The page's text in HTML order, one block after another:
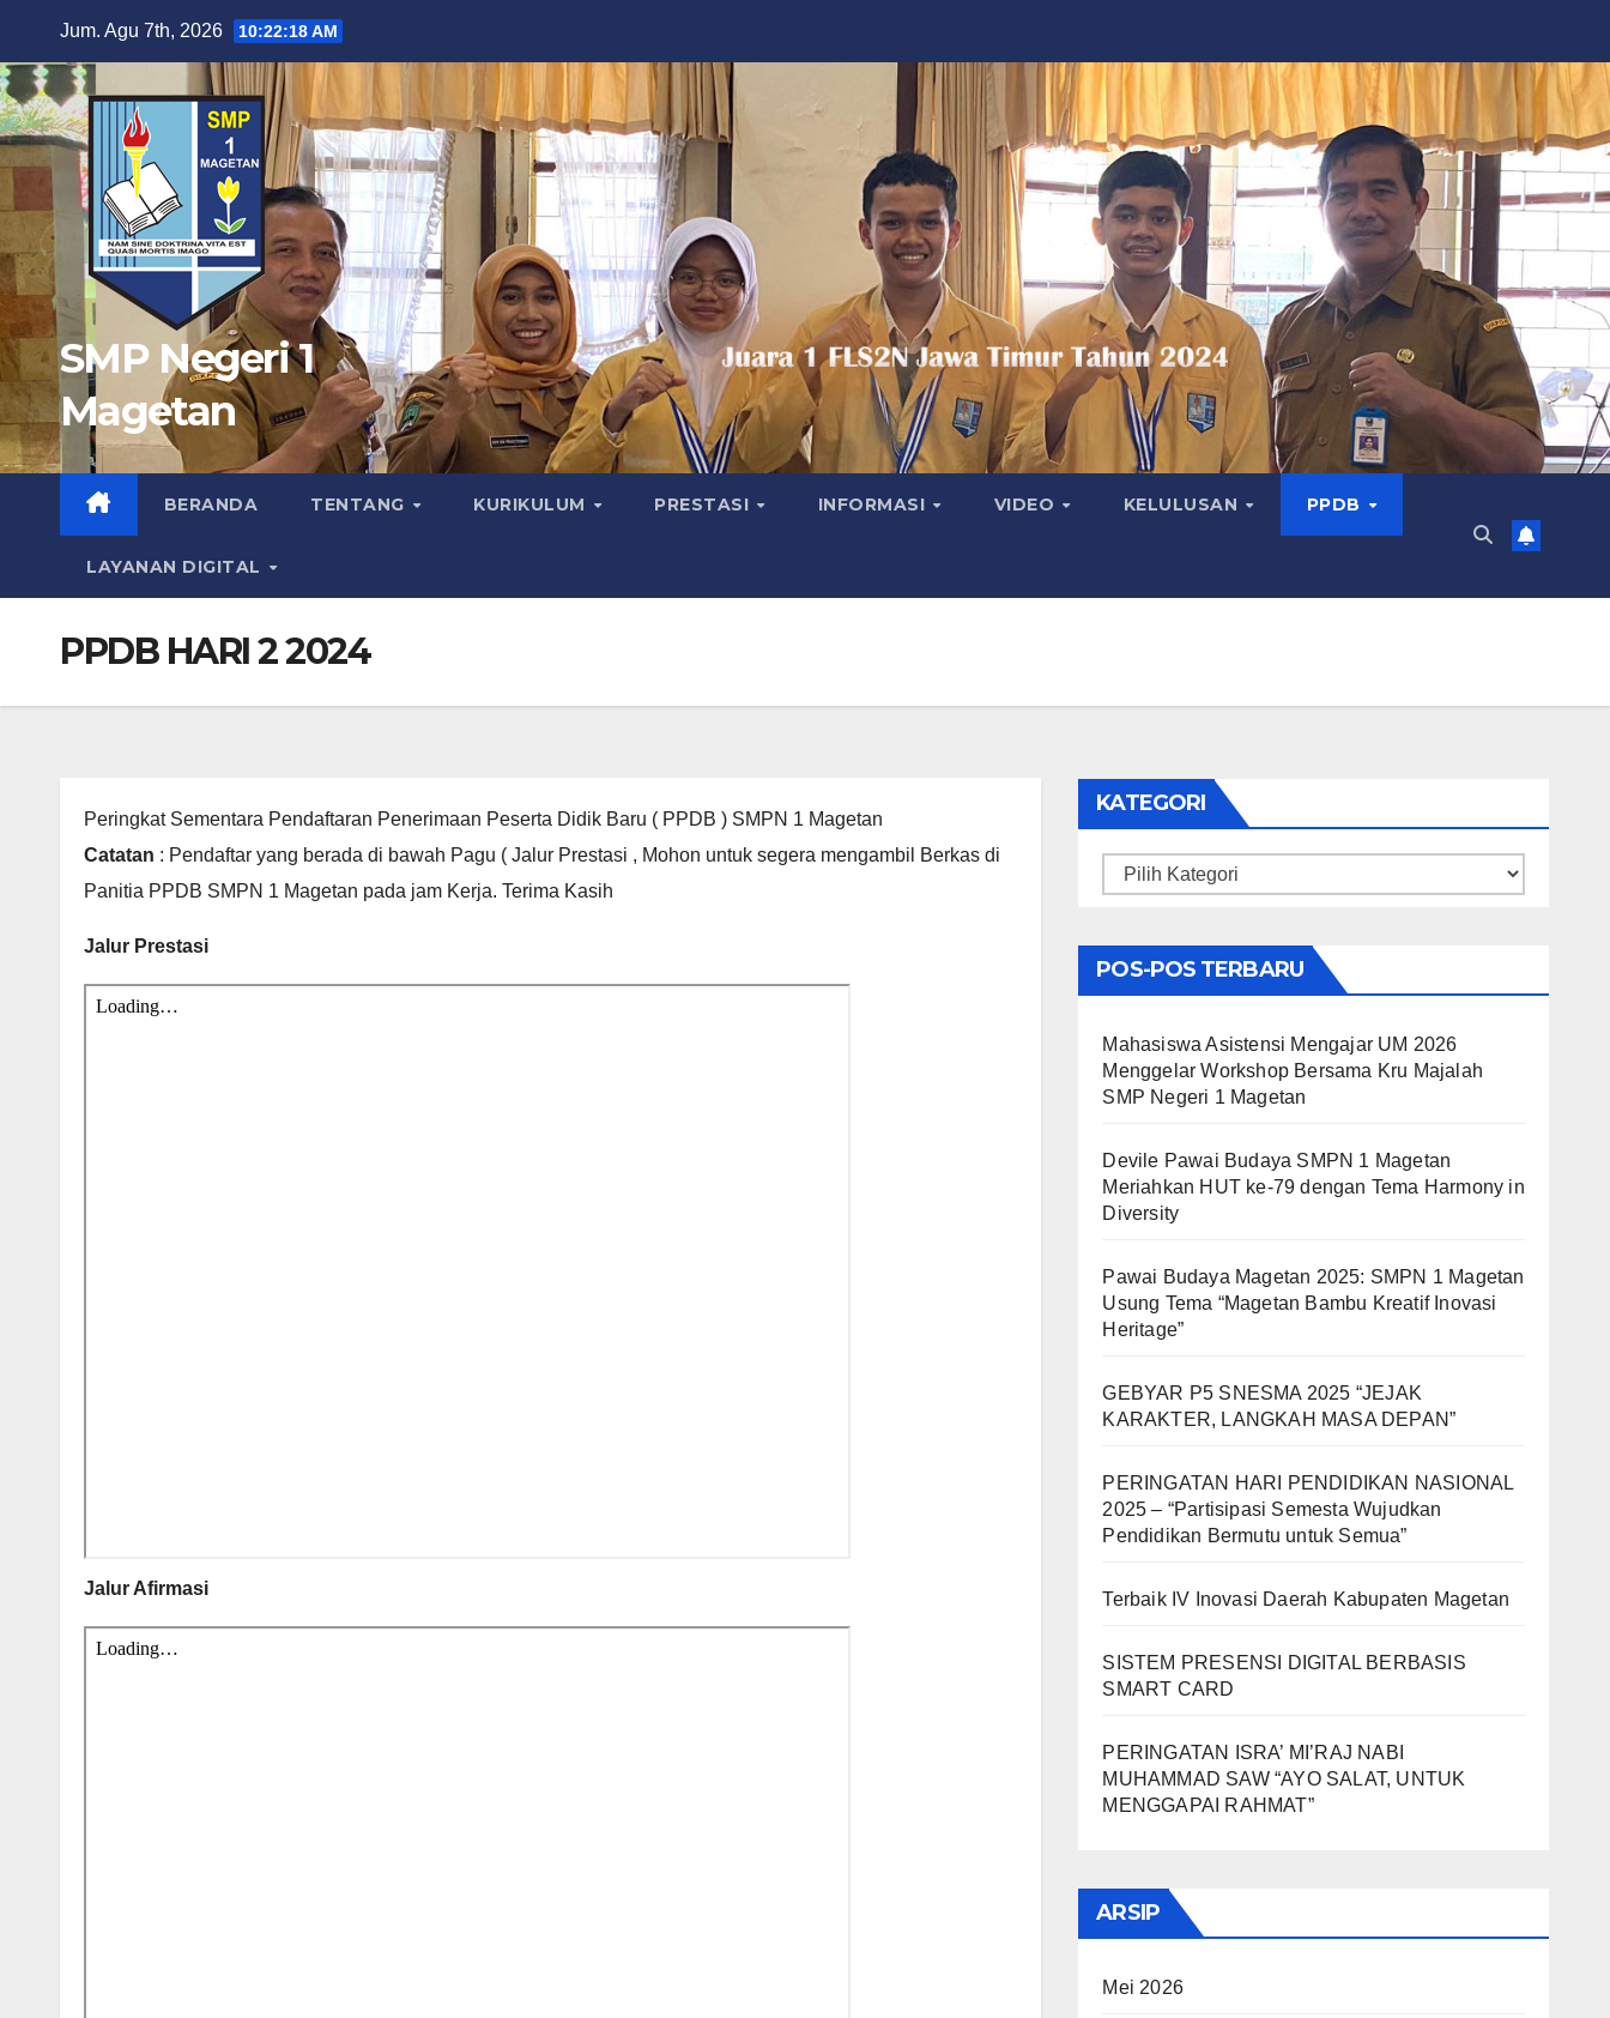
content
Jum. Agu 7th, 2026 10:22:19 AM
SMP Negeri 1
Magetan
BERANDA TENTANG KURIKULUM PRESTASI INFORMASI VIDEO KELULUSAN PPDB
LAYANAN DIGITAL
PPDB HARI 2 2024
Peringkat Sementara Pendaftaran Penerimaan Peserta Didik Baru ( PPDB ) SMPN 1 Magetan
Catatan : Pendaftar yang berada di bawah Pagu ( Jalur Prestasi , Mohon untuk segera mengambil Berkas di
Panitia PPDB SMPN 1 Magetan pada jam Kerja. Terima Kasih
Jalur Prestasi
Jalur Afirmasi
KATEGORI
Kategori
POS-POS TERBARU
Mahasiswa Asistensi Mengajar UM 2026
Menggelar Workshop Bersama Kru Majalah
SMP Negeri 1 Magetan
Devile Pawai Budaya SMPN 1 Magetan
Meriahkan HUT ke-79 dengan Tema Harmony in
Diversity
Pawai Budaya Magetan 2025: SMPN 1 Magetan
Usung Tema “Magetan Bambu Kreatif Inovasi
Heritage”
GEBYAR P5 SNESMA 2025 “JEJAK
KARAKTER, LANGKAH MASA DEPAN”
PERINGATAN HARI PENDIDIKAN NASIONAL
2025 – “Partisipasi Semesta Wujudkan
Pendidikan Bermutu untuk Semua”
Terbaik IV Inovasi Daerah Kabupaten Magetan
SISTEM PRESENSI DIGITAL BERBASIS
SMART CARD
PERINGATAN ISRA’ MI’RAJ NABI
MUHAMMAD SAW “AYO SALAT, UNTUK
MENGGAPAI RAHMAT”
ARSIP
Mei 2026